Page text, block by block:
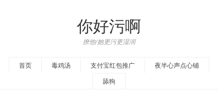
你好污啊
撩他/她更污更湿润
首页 毒鸡汤 支付宝红包推广
夜半心声点心铺
舔狗